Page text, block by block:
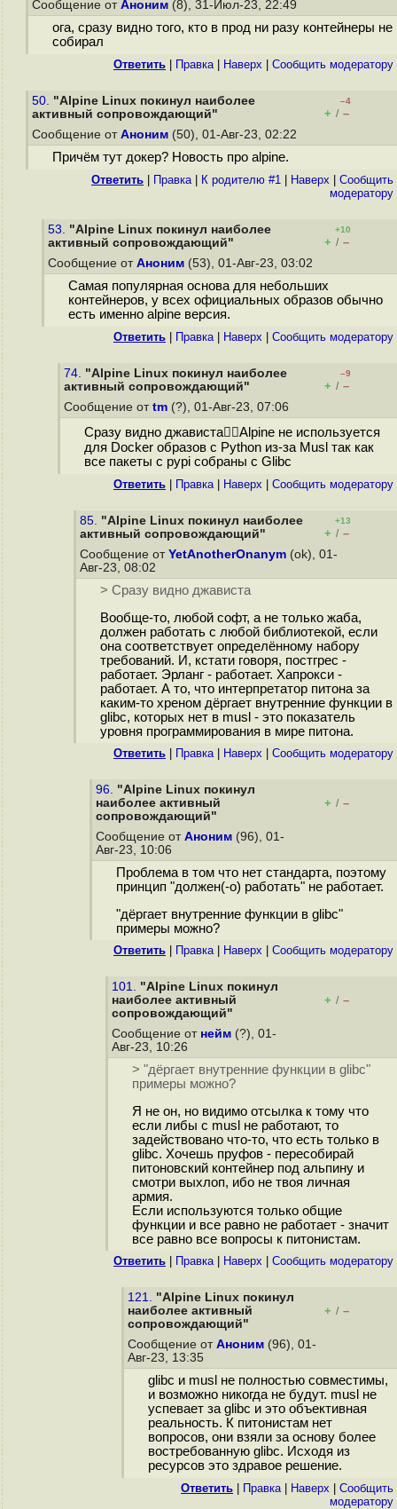
Сообщение от Аноним (8), 31-Июл-23, 22:49
ога, сразу видно того, кто в прод ни разу контейнеры не
собирал
Ответить Правка| Наверх Cообщить модератору
50. "Alpine Linux покинул наиболее
активный сопровождающий"
–4
+ / –
Сообщение от Аноним (50), 01-Авг-23, 02:22
Причём тут докер? Новость про alpine.
Ответить Правка| К родителю #1 Наверх
Cообщить
модератору
53. "Alpine Linux покинул наиболее
активный сопровождающий"
+10
+ / –
Сообщение от Аноним (53), 01-Авг-23, 03:02
Самая популярная основа для небольших
контейнеров, у всех официальных образов обычно
есть именно alpine версия.
Ответить Правка| Наверх Cообщить модератору
74. "Alpine Linux покинул наиболее
активный сопровождающий"
–9
+ / –
Сообщение от tm (?), 01-Авг-23, 07:06
Сразу видно джависта🤦‍♂️Alpine не используется
для Docker образов с Python из-за Musl так как
все пакеты с pypi собраны с Glibc
Ответить Правка| Наверх Cообщить модератору
85. "Alpine Linux покинул наиболее
активный сопровождающий"
+13
+ / –
Сообщение от YetAnotherOnanym (ok), 01-
Авг-23, 08:02
> Сразу видно джависта
Вообще-то, любой софт, а не только жаба,
должен работать с любой библиотекой, если
она соответствует определённому набору
требований. И, кстати говоря, постгрес -
работает. Эрланг - работает. Хапрокси -
работает. А то, что интерпретатор питона за
каким-то хреном дёргает внутренние функции в
glibc, которых нет в musl - это показатель
уровня программирования в мире питона.
Ответить Правка| Наверх Cообщить модератору
96. "Alpine Linux покинул
наиболее активный
сопровождающий"
+ / –
Сообщение от Аноним (96), 01-
Авг-23, 10:06
Проблема в том что нет стандарта, поэтому
принцип "должен(-о) работать" не работает.
"дёргает внутренние функции в glibc"
примеры можно?
Ответить Правка| Наверх Cообщить модератору
101. "Alpine Linux покинул
наиболее активный
сопровождающий"
+ / –
Сообщение от нейм (?), 01-
Авг-23, 10:26
> "дёргает внутренние функции в glibc"
примеры можно?
Я не он, но видимо отсылка к тому что
если либы с musl не работают, то
задействовано что-то, что есть только в
glibc. Хочешь пруфов - пересобирай
питоновский контейнер под альпину и
смотри выхлоп, ибо не твоя личная
армия.
Если используются только общие
функции и все равно не работает - значит
все равно все вопросы к питонистам.
Ответить Правка| Наверх Cообщить модератору
121. "Alpine Linux покинул
наиболее активный
сопровождающий"
+ / –
Сообщение от Аноним (96), 01-
Авг-23, 13:35
glibc и musl не полностью совместимы,
и возможно никогда не будут. musl не
успевает за glibc и это объективная
реальность. К питонистам нет
вопросов, они взяли за основу более
востребованную glibc. Исходя из
ресурсов это здравое решение.
Ответить Правка| Наверх
Cообщить
модератору